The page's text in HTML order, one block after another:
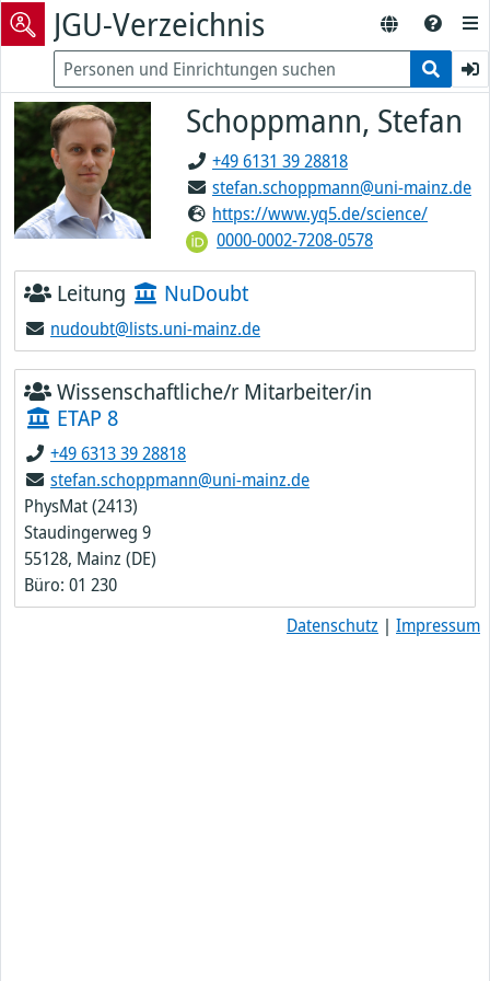
JGU-Verzeichnis
Schoppmann, Stefan
+49 6131 39 28818
stefan.schoppmann@uni-mainz.de
https://www.yq5.de/science/
0000-0002-7208-0578
Leitung NuDoubt
nudoubt@lists.uni-mainz.de
Wissenschaftliche/r Mitarbeiter/in
ETAP 8
+49 6313 39 28818
stefan.schoppmann@uni-mainz.de
PhysMat (2413)
Staudingerweg 9
55128, Mainz (DE)
Büro: 01 230
Datenschutz | Impressum